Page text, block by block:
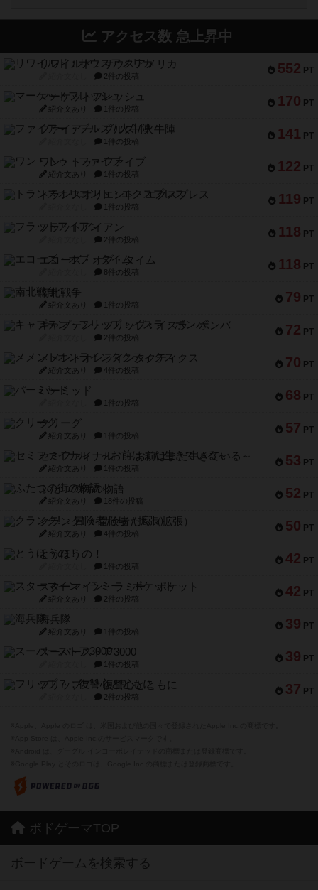
アクセス数 急上昇中
552 PT
リワイルド：サウスアメリカ
2件の投稿
170 PT
マーケットフレッシュ
紹介文あり 1件の投稿
141 PT
ファイアー・ブルズ / 火牛陣
1件の投稿
122 PT
ワン・トゥ・ファイブ
紹介文あり 1件の投稿
119 PT
トランスオリエント・エクスプレス
1件の投稿
118 PT
フラットアイアン
2件の投稿
118 PT
エコーズ・オブ・タイム
8件の投稿
79 PT
南北戦争
紹介文あり 1件の投稿
72 PT
キャプテン・フリップ：イスラ・ボンバ
2件の投稿
70 PT
メメントオンラインタクティクス
紹介文あり 4件の投稿
68 PT
パーミッド
1件の投稿
57 PT
クリーグ
紹介文あり 1件の投稿
53 PT
セミファイナル ～お前はまだ生きている～
紹介文あり 1件の投稿
52 PT
ふたつの街の物語
紹介文あり 18件の投稿
50 PT
クランク! ：冒険者たち（拡張）
紹介文あり 4件の投稿
42 PT
とうほうの！
1件の投稿
42 PT
スターマイン・ラミー ポケット
紹介文あり 2件の投稿
39 PT
海兵隊
紹介文あり 1件の投稿
39 PT
スーパーストア3000
1件の投稿
37 PT
フリップ７：復讐心とともに
2件の投稿
ボドゲーマTOP
ボードゲームを検索する